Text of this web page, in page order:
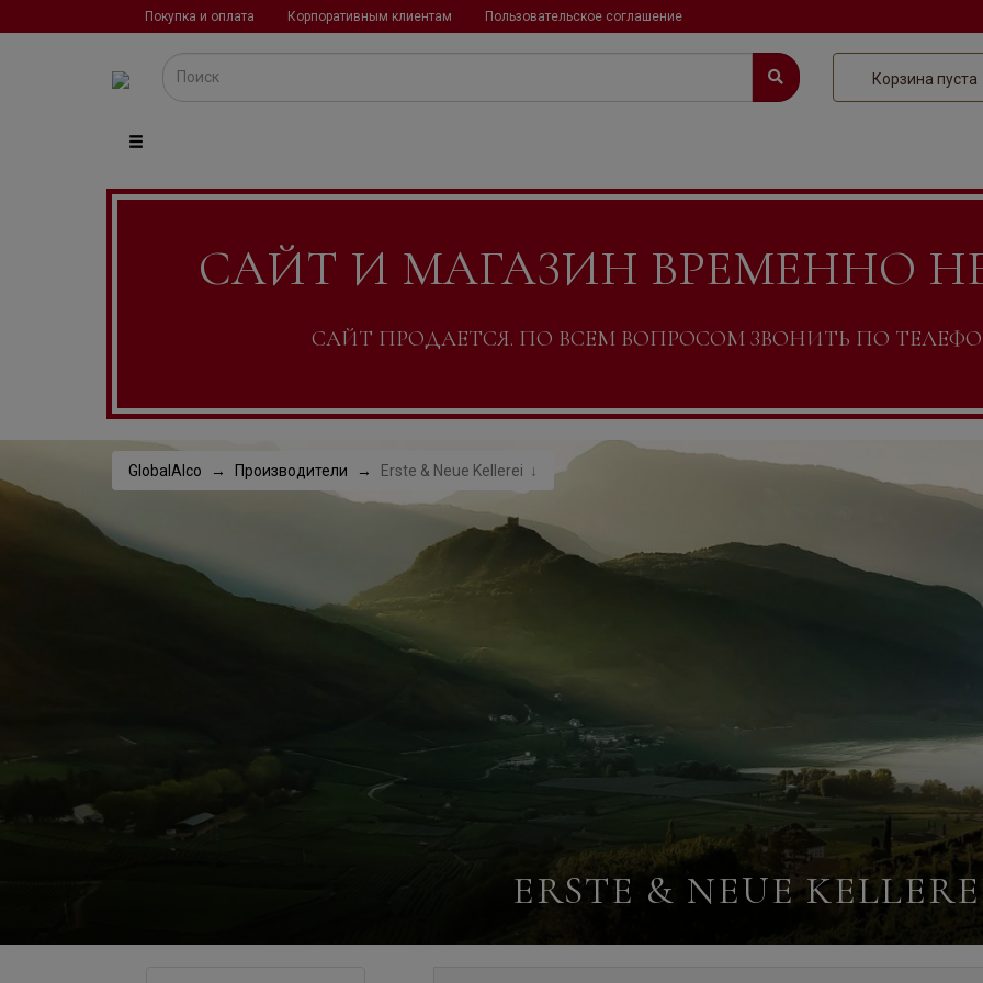
Покупка и оплата Корпоративным клиентам Пользовательское соглашение
Корзина пуста
САЙТ И МАГАЗИН ВРЕМЕННО
САЙТ ПРОДАЕТСЯ. ПО ВСЕМ ВОПРОСОМ ЗВОНИТЬ ПО ТЕЛЕФОНУ
GlobalAlco Производители Erste & Neue Kellerei
ERSTE & NEUE